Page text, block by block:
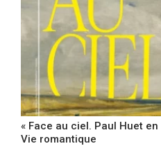
« Face au ciel. Paul Huet
Vie romantique